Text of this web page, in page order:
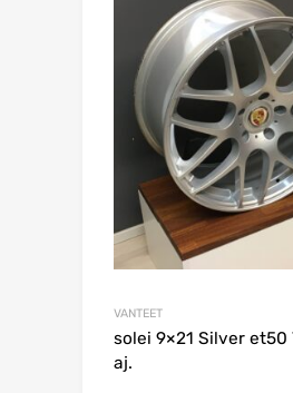
VANTEET
solei 9×21 Silver et50
aj.